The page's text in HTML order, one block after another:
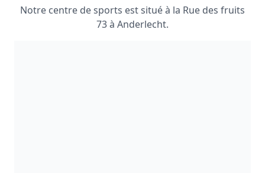
Notre centre de sports est situé à la Rue des fruits
73 à Anderlecht.